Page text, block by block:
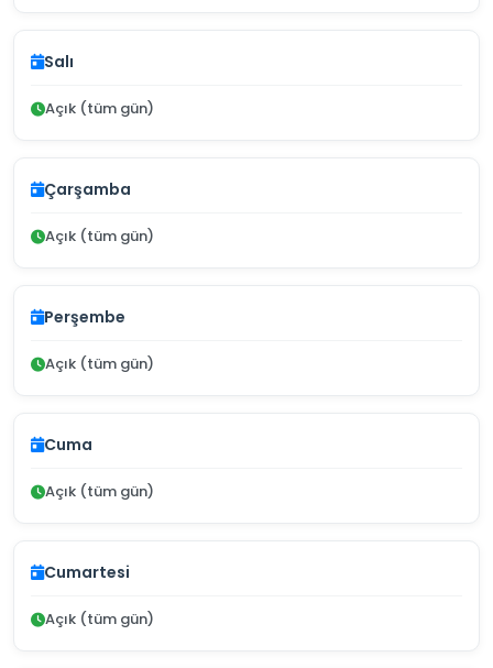
Salı
Açık (tüm gün)
Çarşamba
Açık (tüm gün)
Perşembe
Açık (tüm gün)
Cuma
Açık (tüm gün)
Cumartesi
Açık (tüm gün)